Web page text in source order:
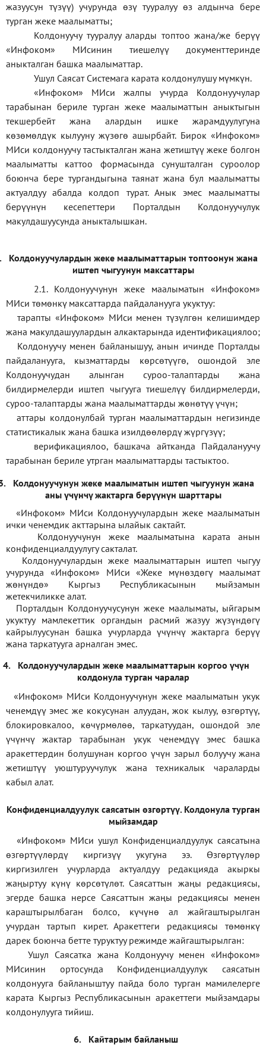
жазуусун түзүү) учурунда өзү тууралуу өз алдынча бере
турган жеке маалыматты;
Колдонуучу тууралуу аларды топтоо жана/же берүү
«Инфоком» МИсинин тиешелүү документтеринде
аныкталган башка маалыматтар.
Ушул Саясат Системага карата колдонулушу мүмкүн.
«Инфоком» МИси жалпы учурда Колдонуучулар
тарабынан бериле турган жеке маалыматтын аныктыгын
текшербейт жана алардын ишке жарамдуулугуна
көзөмөлдүк кылууну жүзөгө ашырбайт. Бирок «Инфоком»
МИси колдонуучу тастыкталган жана жетиштүү жеке болгон
маалыматты каттоо формасында сунушталган суроолор
боюнча бере тургандыгына таянат жана бул маалыматты
актуалдуу абалда колдоп турат. Анык эмес маалыматты
берүүнүн кесепеттери Порталдын Колдонуучулук
макулдашуусунда аныкталышкан.
Колдонуучулардын жеке маалыматтарын топтоонун жана
иштеп чыгуунун максаттары
2.1. Колдонуучунун жеке маалыматын «Инфоком»
МИси төмөнкү максаттарда пайдаланууга укуктуу:
тарапты «Инфоком» МИси менен түзүлгөн келишимдер
жана макулдашуулардын алкактарында идентификациялоо;
Колдонуучу менен байланышуу, анын ичинде Порталды
пайдаланууга, кызматтарды көрсөтүүгө, ошондой эле
Колдонуучудан алынган суроо-талаптарды жана
билдирмелерди иштеп чыгууга тиешелүү билдирмелерди,
суроо-талаптарды жана маалыматтарды жөнөтүү үчүн;
аттары колдонулбай турган маалыматтардын негизинде
статистикалык жана башка изилдөөлөрдү жүргүзүү;
верификациялоо,башкача айтканда Пайдалануучу
тарабынан бериле утрган маалыматтарды тастыктоо.
Колдонуучунун жеке маалыматын иштеп чыгуунун жана
аны үчүнчү жактарга берүүнүн шарттары
«Инфоком» МИси Колдонуучулардын жеке маалыматын
ички ченемдик акттарына ылайык сактайт.
Колдонуучунун жеке маалыматына карата анын
конфиденциалдуулугу сакталат.
Колдонуучулардын жеке маалыматтарын иштеп чыгуу
учурунда «Инфоком» МИси«Жеке мүнөздөгү маалымат
жөнүндө» Кыргыз Республикасынын мыйзамын
жетекчиликке алат.
Порталдын Колдонуучусунун жеке маалыматы, ыйгарым
укуктуу мамлекеттик органдын расмий жазуу жүзүндөгү
кайрылуусунан башка учурларда үчүнчү жактарга берүү
жана таркатууга арналган эмес.
4.
Колдонуучулардын жеке маалыматтарын коргоо үчүн
колдонула турган чаралар
«Инфоком» МИси Колдонуучунун жеке маалыматын укук
ченемдүү эмес же кокусунан алуудан, жок кылуу, өзгөртүү,
блокировкалоо, көчүрмөлөө, таркатуудан, ошондой эле
үчүнчү жактар тарабынан укук ченемдүү эмес башка
аракеттердин болушунан коргоо үчүн зарыл болуучу жана
жетиштүү уюштуруучулук жана техникалык чараларды
кабыл алат.
Конфиденциалдуулук саясатын өзгөртүү. Колдонула турган
мыйзамдар
«Инфоком» МИси ушул Конфиденциалдуулук саясатына
өзгөртүүлөрдү киргизүү укугуна ээ. Өзгөртүүлөр
киргизилген учурларда актуалдуу редакцияда акыркы
жаңыртуу күнү көрсөтүлөт. Саясаттын жаңы редакциясы,
эгерде башка нерсе Саясаттын жаңы редакциясы менен
караштырылбаган болсо, күчүнө ал жайгаштырылган
учурдан тартып кирет. Аракеттеги редакциясы төмөнкү
дарек боюнча бетте туруктуу режимде жайгаштырылган:
Ушул Саясатка жана Колдонуучу менен «Инфоком»
МИсинин ортосунда Конфиденциалдуулук саясатын
колдонууга байланыштуу пайда боло турган мамилелерге
карата Кыргыз Республикасынын аракеттеги мыйзамдары
колдонулууга тийиш.
6. Кайтарым байланыш